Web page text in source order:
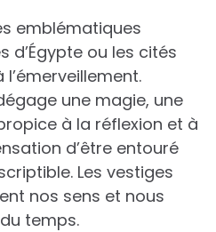
emblématiques
d’Égypte ou les cités
une magie, une
à la réflexion et à
d’être entouré
Les vestiges
nos sens et nous
temps.